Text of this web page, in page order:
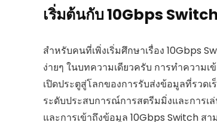
เริ่มต้นกับ 10Gbps
สำหรับคนที่เพิ่งเริ่มศึกษาเรื่อง 10Gbps
ง่ายๆ ในบทความเดียวครับ การทำความเ
เปิดประตูสู่โลกของการรับส่งข้อมูลที่รวด
ระดับประสบการณ์การสตรีมมิ่งและการเ
และการเข้าถึงข้อมูล 10Gbps Switch ส